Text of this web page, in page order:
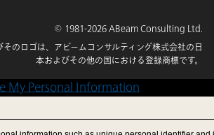
© 1981-2026 ABeam Consulting Ltd.
のロゴは、アビームコンサルティング株式会社の日
本およびその他の国における登録商標です。
My Personal Information